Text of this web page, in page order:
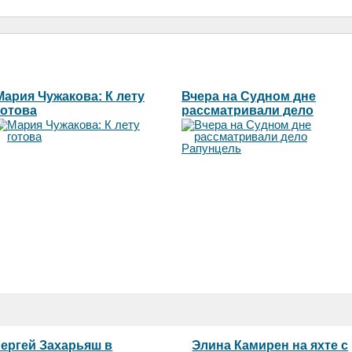
Чужакова: К лету
Вчера на Судном дне
рассматривали дело
Рапунцель
Захарьяш в Элина Камирен на яхте с